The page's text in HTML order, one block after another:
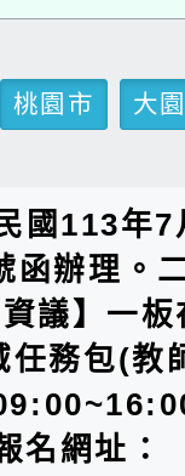
桃園市
大
國113年
函辦理。
議】一
務包(教
名網址：